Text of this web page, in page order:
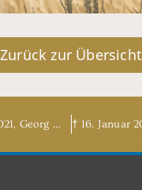
Zurück zur Übersicht
† 8. Januar 2021, Georg Wiggert